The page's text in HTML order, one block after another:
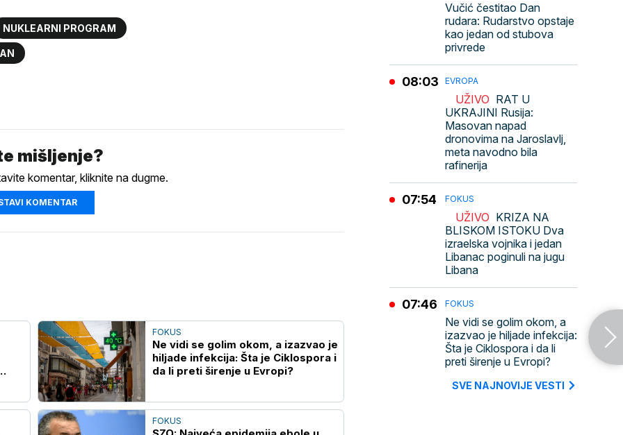
NUKLEARNI PROGRAM
mišljenje?
komentar, kliknite na dugme.
KOMENTAR
FOKUS
Ne vidi se golim okom, a izazvao je
hiljade infekcija: Šta je Ciklospora i
da li preti širenje u Evropi?
FOKUS
Vučić čestitao Dan
rudara: Rudarstvo opstaje
kao jedan od stubova
privrede
EVROPA
UŽIVO RAT U
UKRAJINI Rusija:
Masovan napad
dronovima na Jaroslavlj,
meta navodno bila
rafinerija
08:03
FOKUS
UŽIVO KRIZA NA
BLISKOM ISTOKU Dva
izraelska vojnika i jedan
Libanac poginuli na jugu
Libana
07:54
FOKUS
Ne vidi se golim okom, a
izazvao je hiljade infekcija:
Šta je Ciklospora i da li
preti širenje u Evropi?
07:46
SVE NAJNOVIJE VESTI